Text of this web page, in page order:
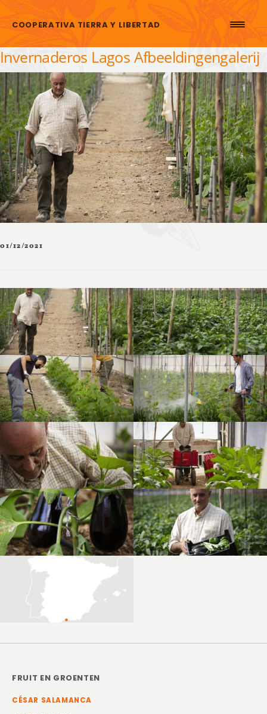
COOPERATIVA TIERRA Y LIBERTAD
Invernaderos Lagos Afbeeldingengalerij
01/12/2021
FRUIT EN GROENTEN
CÉSAR SALAMANCA